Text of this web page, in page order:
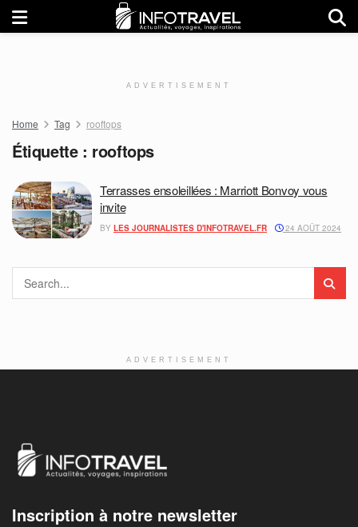
ADVERTISEMENT
Home Tag rooftops
Étiquette : rooftops
Terrasses ensoleillées : Marriott Bonvoy vous
invite
BY LES JOURNALISTES D'INFOTRAVEL.FR 24 AOÛT 2024
ADVERTISEMENT
Inscription à notre newsletter